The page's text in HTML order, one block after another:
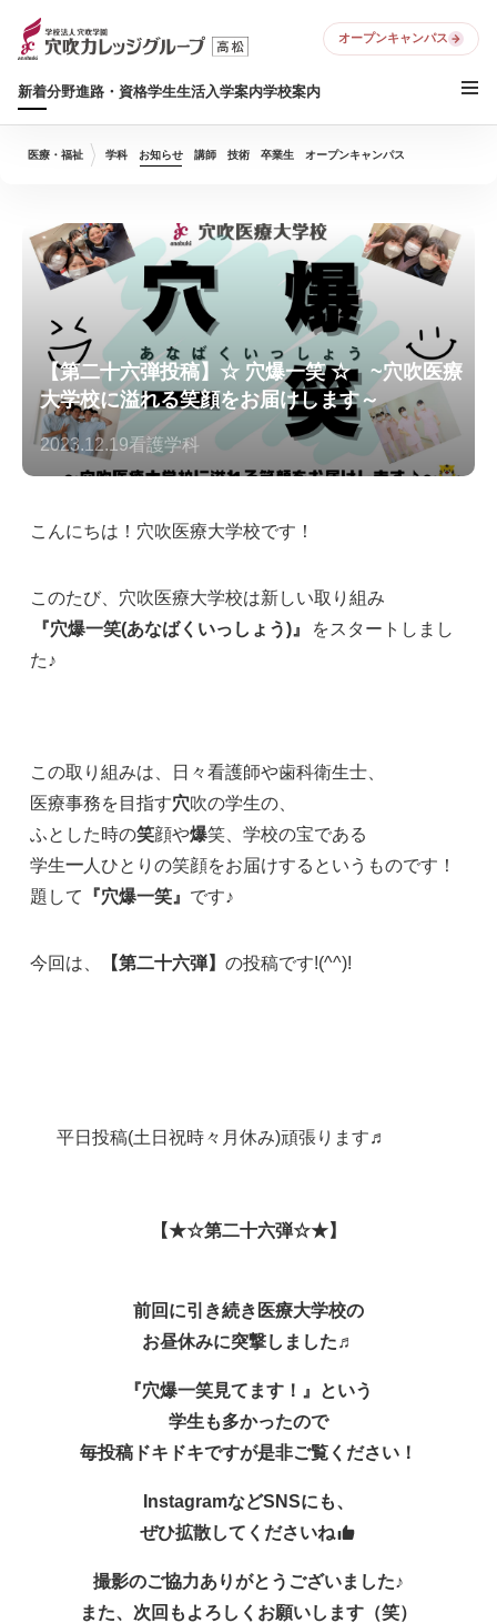
新着分野進路・資格学生生活入学案内学校案内
オープンキャンパス
医療・福祉 学科 お知らせ 講師 技術 卒業生 オープンキャンパス
【第二十六弾投稿】☆ 穴爆一笑 ☆ ~穴吹医療
大学校に溢れる笑顔をお届けします～
2023.12.19看護学科
こんにちは！穴吹医療大学校です！
このたび、穴吹医療大学校は新しい取り組み
『穴爆一笑(あなばくいっしょう)』
をスタートしまし
た♪
この取り組みは、日々看護師や歯科衛生士、
医療事務を目指す穴吹の学生の、
ふとした時の笑顔や爆笑、学校の宝である
学生一 人ひとりの笑顔をお届けするというものです！
題して
『穴爆一笑』 です♪
今回は、 【第二十六弾】の投稿です!(^^)!
平日投稿(土日祝時々月休み)頑張ります♬
【★☆第二十六弾☆★】
前回に引き続き医療大学校の
お昼休みに突撃しました♬
『穴爆一笑見てます！』という
学生も多かったので
毎投稿ドキドキですが是非ご覧ください！
InstagramなどSNSにも、
ぜひ拡散してくださいね
撮影のご協力ありがとうございました♪
また、次回もよろしくお願いします（笑）